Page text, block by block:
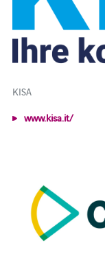
KISA
www.kisa.it/